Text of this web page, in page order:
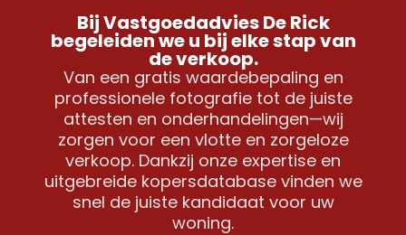
Bij Vastgoedadvies De Rick
begeleiden we u bij elke stap van
de verkoop.
Van een gratis waardebepaling en
professionele fotografie tot de juiste
attesten en onderhandelingen—wij
zorgen voor een vlotte en zorgeloze
verkoop. Dankzij onze expertise en
uitgebreide kopersdatabase vinden we
snel de juiste kandidaat voor uw
woning.